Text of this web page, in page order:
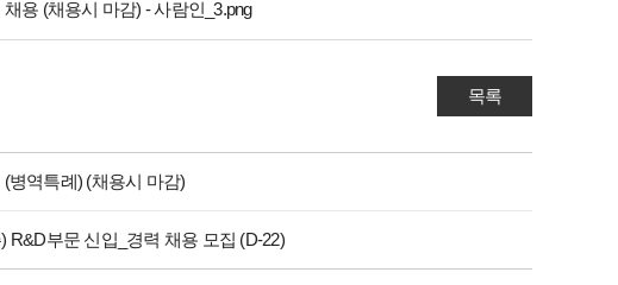
용 (채용시 마감) - 사람인_3.png
목록
병역특례) (채용시 마감)
R&D부문 신입_경력 채용 모집 (D-22)